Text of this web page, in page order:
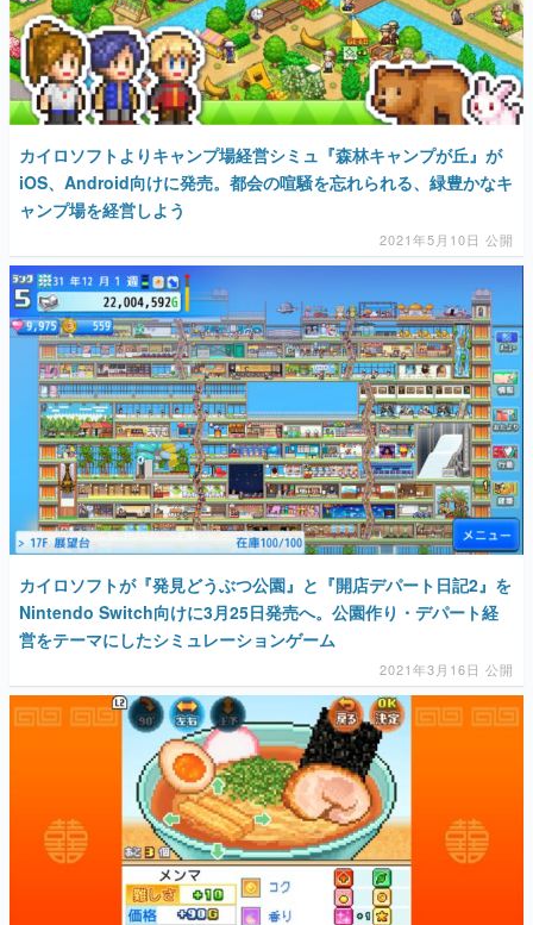
なんでゲームは面白い？
ゲーム開発者・hamatsu氏がゲームの魅力を画面や操作の
具体的な形から解き明かしていく、硬派で骨太な評論連載
です。
ゲームが変えた日本語
「経験値」「裏技」「ラスボス」… ゲームにまつわる言葉
の起源や用法の変遷を、コンピューター文化史研究家・タ
イニーP氏が徹底調査。
カテゴリ
特集記事
マンガ
女性向け
アプリレビュー
その他
電ファミニコゲーマーとは？
運営：株式会社マレ
カイロソフトよりキャンプ場経営シミュ『森林キャンプが丘』が
iOS、Android向けに発売。都会の喧騒を忘れられる、緑豊かなキ
ャンプ場を経営しよう
2021年5月10日 公開
カイロソフトが『発見どうぶつ公園』と『開店デパート日記2』を
Nintendo Switch向けに3月25日発売へ。公園作り・デパート経
営をテーマにしたシミュレーションゲーム
2021年3月16日 公開